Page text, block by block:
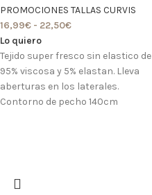
PROMOCIONES TALLAS CURVIS
16,99€ - 22,50€
Lo quiero
Tejido super fresco sin elastico de
95% viscosa y 5% elastan. Lleva
aberturas en los laterales.
Contorno de pecho 140cm